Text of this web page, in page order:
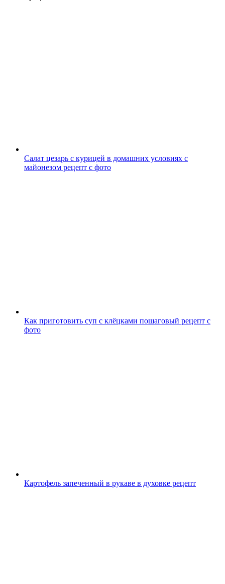
Салат цезарь с курицей в домашних условиях с
майонезом рецепт с фото
Как приготовить суп с клёцками пошаговый рецепт с
фото
Картофель запеченный в рукаве в духовке рецепт